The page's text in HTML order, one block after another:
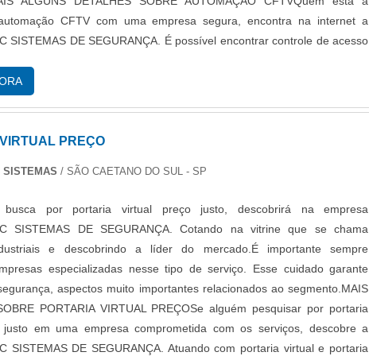
CFTV com uma empresa segura, encontra na internet a
SISTEMAS DE SEGURANÇA. É possível encontrar controle de acesso
focando na qualidade em automação CFTV, na essência da empresa a
pelos produtos e serviços com ótima qualidade de desempenho
e podem gerar prejuízo futuros para os clientes.Existem
motivos pelos quais a PROJECTSEC SISTEMAS DE SEGURANÇA é
com seus produtos e serviços; Altamente qualificada para a produção
Inovadora e sempre atenta ao mercado; Segura.OUTROS
SOBRE A EMPRESAA PROJECTSEC SISTEMAS DE
sempre tem a solução mais buscada na área de automação CFTV.
no mercado, traz novidades em itens como portaria virtual e CFTV.É
com os serviços e responsável com seus produtos, conquistas
investiu em uma estrutura que hoje conta com escritório de alta
PREÇO
SISTEMAS / SÃO CAETANO DO SUL - SP
busca por portaria virtual preço justo, descobrirá na empresa
SISTEMAS DE SEGURANÇA. Cotando na vitrine que se chama
e descobrindo a líder do mercado.É importante sempre
especializadas nesse tipo de serviço. Esse cuidado garante
aspectos muito importantes relacionados ao segmento.MAIS
PORTARIA VIRTUAL PREÇOSe alguém pesquisar por portaria
em uma empresa comprometida com os serviços, descobre a
SISTEMAS DE SEGURANÇA. Atuando com portaria virtual e portaria